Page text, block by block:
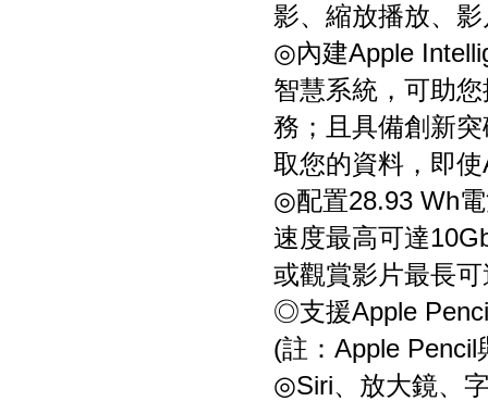
影、縮放播放、
◎內建Apple
智慧系統，可助
務；且具備創新
取您的資料，即
◎配置28.93 Wh
速度最高可達
或觀賞影片最長
◎支援Apple
(註：Apple
◎Siri、放大鏡、